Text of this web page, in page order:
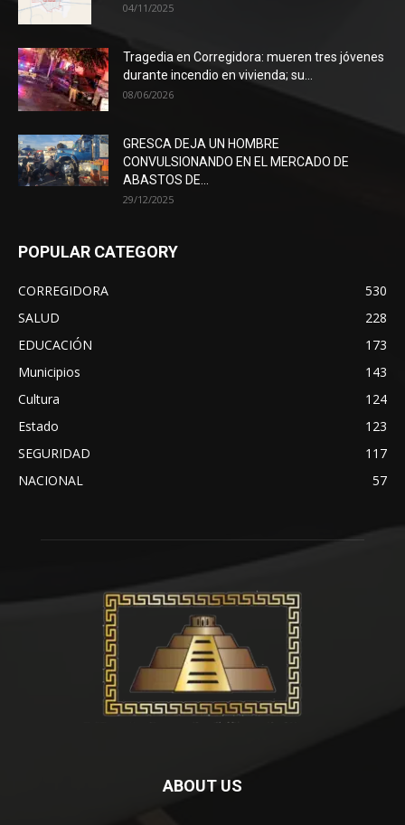
04/11/2025
Tragedia en Corregidora: mueren tres jóvenes
durante incendio en vivienda; su...
08/06/2026
GRESCA DEJA UN HOMBRE
CONVULSIONANDO EN EL MERCADO DE
ABASTOS DE...
29/12/2025
POPULAR CATEGORY
CORREGIDORA
530
SALUD
228
EDUCACIÓN
173
Municipios
143
Cultura
124
Estado
123
SEGURIDAD
117
NACIONAL
57
ABOUT US